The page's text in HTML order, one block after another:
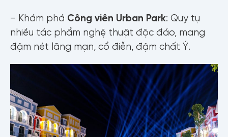
– Khám phá Công viên Urban Park: Quy tụ
nhiều tác phẩm nghệ thuật độc đáo, mang
đậm nét lãng mạn, cổ điễn, đậm chất Ý.